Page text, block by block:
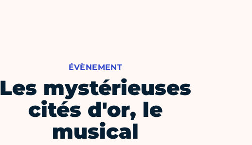
ÉVÈNEMENT
Les mystérieuses
cités d'or, le
musical